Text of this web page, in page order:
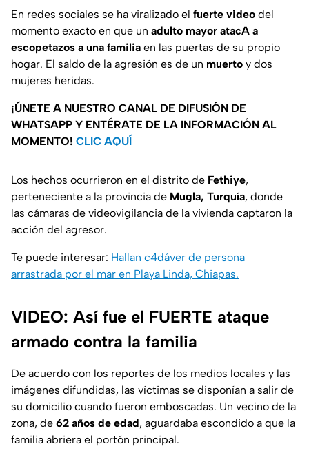
En redes sociales se ha viralizado el fuerte video del
momento exacto en que un adulto mayor atacA a
escopetazos a una familia en las puertas de su propio
hogar. El saldo de la agresión es de un muerto y dos
mujeres heridas.
¡ÚNETE A NUESTRO CANAL DE DIFUSIÓN DE
WHATSAPP Y ENTÉRATE DE LA INFORMACIÓN AL
MOMENTO! CLIC AQUÍ
Los hechos ocurrieron en el distrito de Fethiye,
perteneciente a la provincia de Mugla, Turquía, donde
las cámaras de videovigilancia de la vivienda captaron la
acción del agresor.
Te puede interesar: Hallan c4dáver de persona
arrastrada por el mar en Playa Linda, Chiapas.
VIDEO: Así fue el FUERTE ataque
armado contra la familia
De acuerdo con los reportes de los medios locales y las
imágenes difundidas, las víctimas se disponían a salir de
su domicilio cuando fueron emboscadas. Un vecino de la
zona, de 62 años de edad, aguardaba escondido a que la
familia abriera el portón principal.